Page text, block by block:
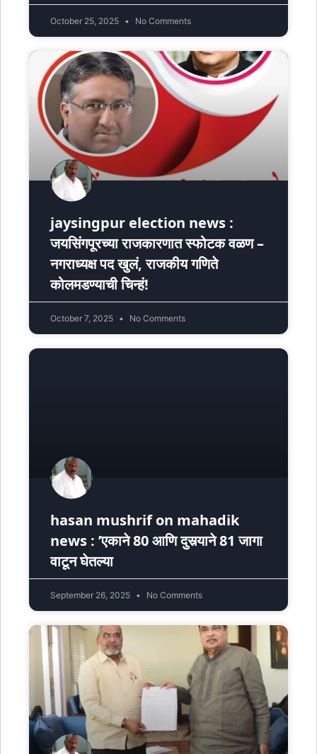
October 25, 2025 No Comments
jaysingpur election news :
जयसिंगपूरच्या राजकारणात स्फोटक वळण –
नगराध्यक्ष पद खुलं, राजकीय गणिते
कोलमडण्याची चिन्हं!
October 7, 2025 No Comments
hasan mushrif on mahadik
news : ’एकाने 80 आणि दुसर्‍याने 81 जागा
वाटून घेतल्या
September 26, 2025 No Comments